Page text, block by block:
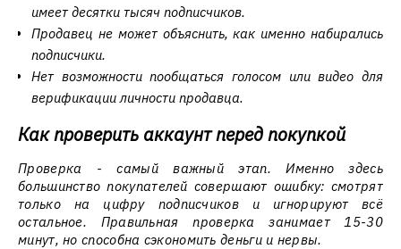
имеет десятки тысяч подписчиков.
Продавец не может объяснить, как именно набирались
подписчики.
Нет возможности пообщаться голосом или видео для
верификации личности продавца.
Как проверить аккаунт перед покупкой
Проверка - самый важный этап. Именно здесь
большинство покупателей совершают ошибку: смотрят
только на цифру подписчиков и игнорируют всё
остальное. Правильная проверка занимает 15-30
минут, но способна сэкономить деньги и нервы.